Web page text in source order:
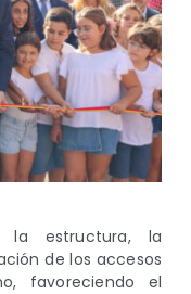
la estructura, la
de los accesos
favoreciendo el